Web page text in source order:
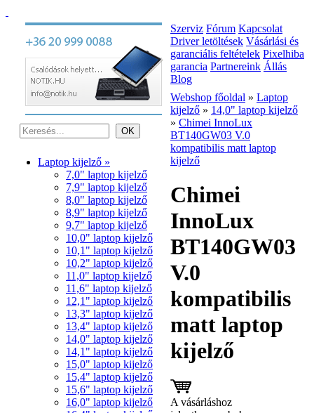
Laptop kijelző »
7,0" laptop kijelző
7,9" laptop kijelző
8,0" laptop kijelző
8,9" laptop kijelző
9,7" laptop kijelző
10,0" laptop kijelző
10,1" laptop kijelző
10,2" laptop kijelző
11,0" laptop kijelző
11,6" laptop kijelző
12,1" laptop kijelző
13,3" laptop kijelző
13,4" laptop kijelző
14,0" laptop kijelző
14,1" laptop kijelző
15,0" laptop kijelző
15,4" laptop kijelző
15,6" laptop kijelző
16,0" laptop kijelző
Szerviz Fórum Kapcsolat
Driver letöltések Vásárlási és
garanciális feltételek Pixelhiba
garancia Partnereink Állás
Blog
Webshop főoldal » Laptop
kijelző » 14,0" laptop kijelző
» Chimei InnoLux
BT140GW03 V.0
kompatibilis matt laptop
kijelző
Chimei
InnoLux
BT140GW03
V.0
kompatibilis
matt laptop
kijelző
A vásárláshoz